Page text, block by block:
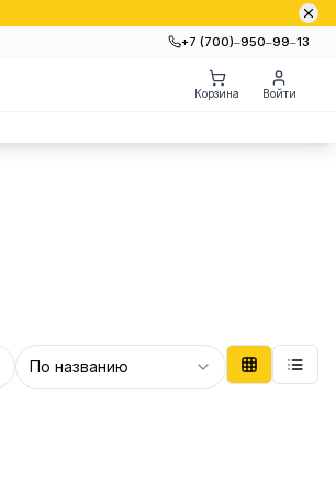
+7 (700)‒950‒99‒13
Корзина Войти
По названию